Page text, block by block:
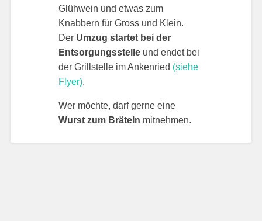
Glühwein und etwas zum
Knabbern für Gross und Klein.
Der Umzug startet bei der
Entsorgungsstelleund endet bei
der Grillstelle im Ankenried (siehe
Flyer).
Wer möchte, darf gerne eine
Wurst zum Bräteln mitnehmen.